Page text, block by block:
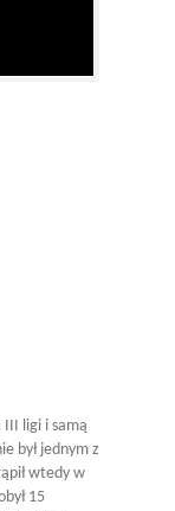
ligi i samą
był jednym z
wtedy w
15